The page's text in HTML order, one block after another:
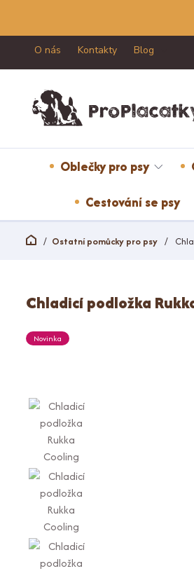
O nás Kontakty Blog
Oblečky pro psy
Cestování se psy
Ostatní pomůcky pro psy
Chladicí podložka
Novinka